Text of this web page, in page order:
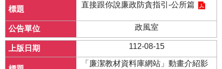
直接跟你說廉政防貪指引-公所篇
政風室
112-08-15
「廉潔教材資料庫網站」動畫介紹影